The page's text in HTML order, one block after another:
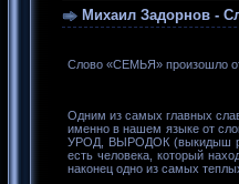
Михаил Задорнов -
Слово «СЕМЬЯ» произошло
Одним из самых главных
именно в нашем языке от
УРОД, ВЫРОДОК (выкидыш
есть человека, который
наконец одно из самых